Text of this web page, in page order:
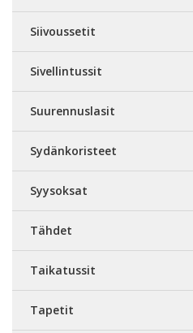
Siivoussetit
Sivellintussit
Suurennuslasit
Sydänkoristeet
Syysoksat
Tähdet
Taikatussit
Tapetit